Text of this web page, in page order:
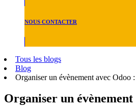
NOUS CONTACTER
Tous les blogs
Blog
Organiser un évènement avec Odoo
Organiser un